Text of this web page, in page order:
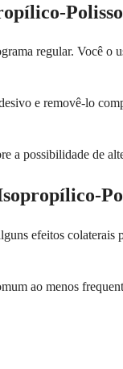
regular. Você
e removê-lo
a possibilidade de
efeitos
ao menos